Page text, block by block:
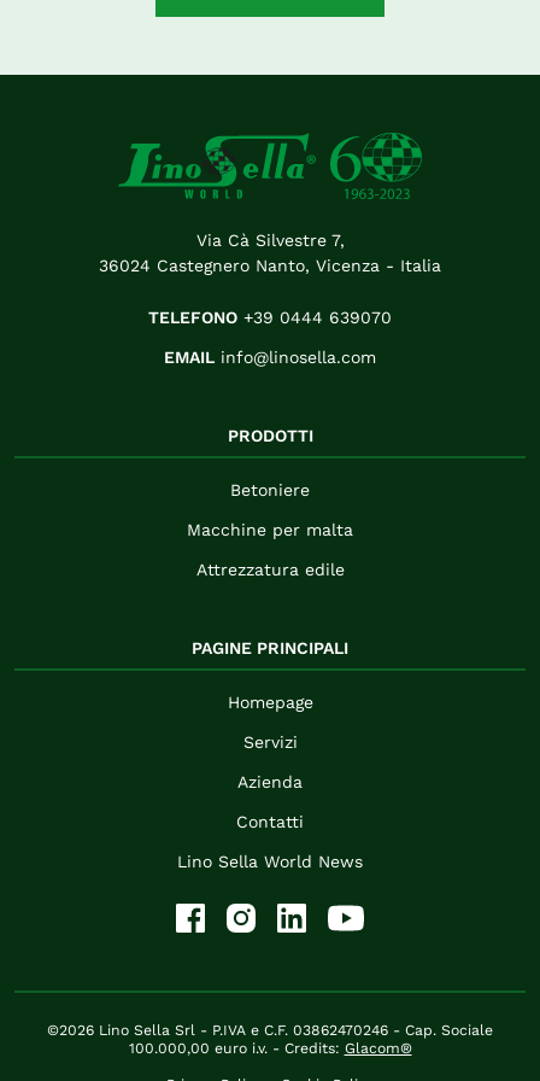
Via Cà Silvestre 7,
36024 Castegnero Nanto, Vicenza - Italia
TELEFONO +39 0444 639070
EMAIL info@linosella.com
PRODOTTI
Betoniere
Macchine per malta
Attrezzatura edile
PAGINE PRINCIPALI
Homepage
Servizi
Azienda
Contatti
Lino Sella World News
©2026 Lino Sella Srl - P.IVA e C.F. 03862470246 - Cap. Sociale
100.000,00 euro i.v. - Credits: Glacom®